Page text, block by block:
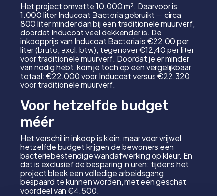
Het project omvatte 10.000 m². Daarvoor is
1.000 liter Inducoat Bacteria gebruikt — circa
800 liter minder dan bij een traditionele muurverf,
doordat Inducoat veel dekkender is. De
inkoopprijs van Inducoat Bacteria is €22,00 per
liter (bruto, excl. btw), tegenover €12,40 per liter
voor traditionele muurverf. Doordat je er minder
van nodig hebt, kom je toch op een vergelijkbaar
totaal: €22.000 voor Inducoat versus €22.320
voor traditionele muurverf.
Voor hetzelfde budget
méér
Het verschil in inkoop is klein, maar voor vrijwel
hetzelfde budget krijgen de bewoners een
bacteriebestendige wandafwerking op kleur. En
dat is exclusief de besparing in uren: tijdens het
project bleek een volledige arbeidsgang
bespaard te kunnen worden, met een geschat
voordeel van €4.500.